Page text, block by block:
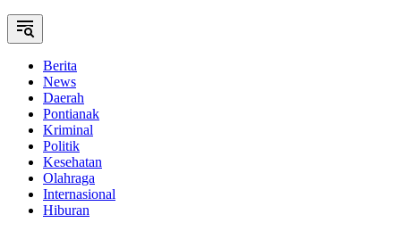
Berita
News
Daerah
Pontianak
Kriminal
Politik
Kesehatan
Olahraga
Internasional
Hiburan